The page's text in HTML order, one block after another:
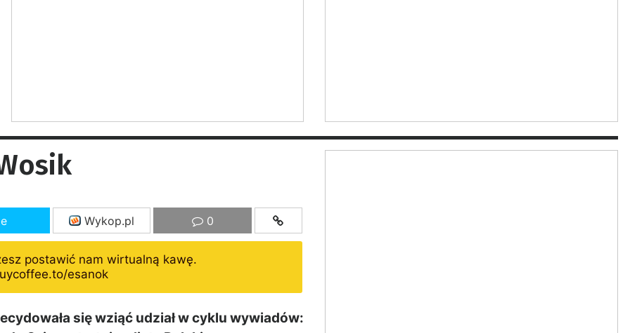
Wykop.pl 0
postawić nam wirtualną kawę.
esanok
się wziąć udział w cyklu wywiadów: